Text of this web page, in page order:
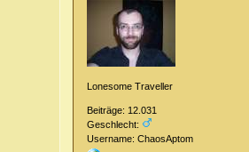
Lonesome Traveller
Beiträge: 12.031
Geschlecht:
Username: ChaosAptom